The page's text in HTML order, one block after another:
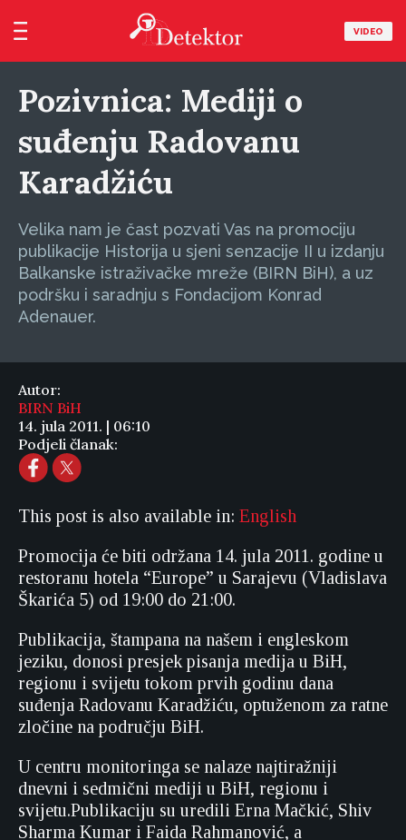
VIDEO
Pozivnica: Mediji o
suđenju Radovanu
Karadžiću
Velika nam je čast pozvati Vas na promociju
publikacije Historija u sjeni senzacije II u izdanju
Balkanske istraživačke mreže (BIRN BiH), a uz
podršku i saradnju s Fondacijom Konrad
Adenauer.
Autor:
BIRN BiH
14. jula 2011. | 06:10
Podjeli članak:
This post is also available in: English
Promocija će biti održana 14. jula 2011. godine u
restoranu hotela “Europe” u Sarajevu (Vladislava
Škarića 5) od 19:00 do 21:00.
Publikacija, štampana na našem i engleskom
jeziku, donosi presjek pisanja medija u BiH,
regionu i svijetu tokom prvih godinu dana
suđenja Radovanu Karadžiću, optuženom za ratne
zločine na području BiH.
U centru monitoringa se nalaze najtiražniji
dnevni i sedmični mediji u BiH, regionu i
svijetu.Publikaciju su uredili Erna Mačkić, Shiv
Sharma Kumar i Faida Rahmanović, a